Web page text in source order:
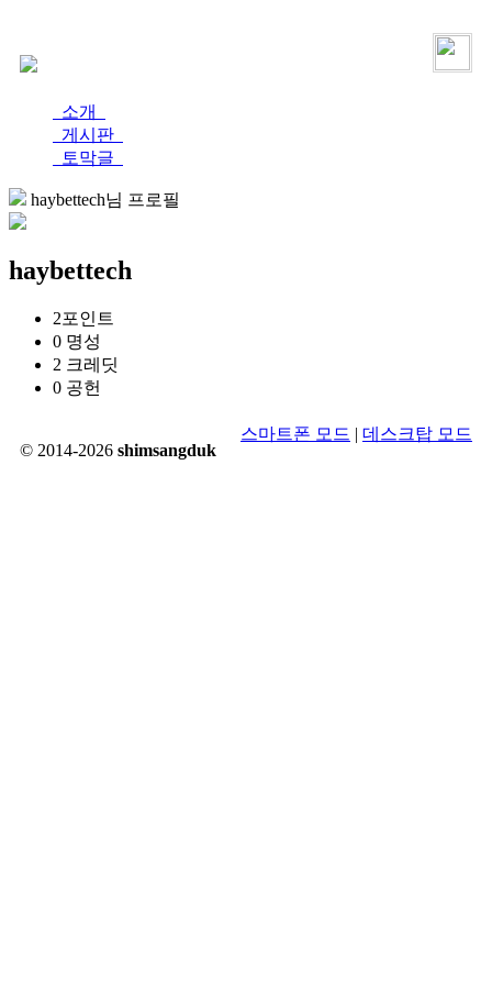
소개
게시판
토막글
haybettech님 프로필
haybettech
2포인트
0 명성
2 크레딧
0 공헌
© 2014-2026 shimsangduk
스마트폰 모드 | 데스크탑 모드